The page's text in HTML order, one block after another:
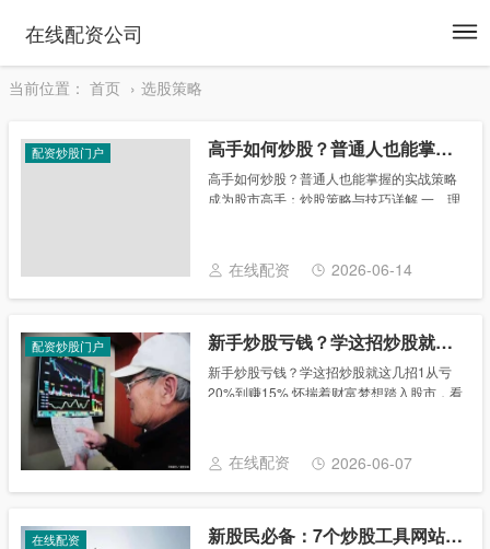
在线配资公司
当前位置： 首页 选股策略
配资炒股门户 高手如何炒股？普通人也能掌握的实战策略
高手如何炒股？普通人也能掌握的实战策略
成为股市高手：炒股策略与技巧详解 一、理
步。理解股票市场的运行机制，了解股票的
价格......
在线配资 2026-06-14
配资炒股门户 新手炒股亏钱？学这招炒股就这几招1从亏20%到赚15%
新手炒股亏钱？学这招炒股就这几招1从亏
20%到赚15% 怀揣着财富梦想踏入股市，看
风，追涨杀跌，不到 3 个月，投入的 5
万......
在线配资 2026-06-07
在线配资 新股民必备：7个炒股工具网站，信息快人一步